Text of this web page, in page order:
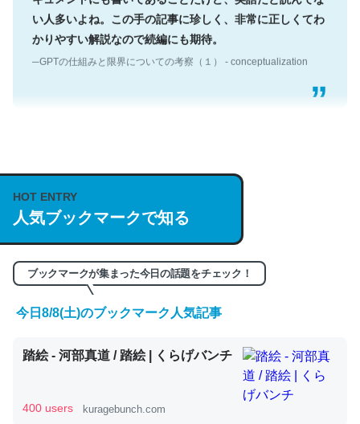
い人多いよね。この手の記事に珍しく、非常に正しくてわ
かりやすい解説なので続編にも期待。
─GPTの仕組みと限界についての考察（１） - conceptualization
説してる記事が少ないので貴重な良記事。/続編来た
https://isobe324649.hatenablog.com/entry/2023/03/27
/064121
─GPTの仕組みと限界についての考察（１） - conceptualization
くらい。小説でいう「ずっと前の伏線」は回収されないけ
ど、短期記憶というには多い分量。進化すればするほど分
かりやすく強くなりそう
HOT ENTRY
人気ブックマークで知る
ブックマークが集まった今日の話題をチェック！
今日8/8(土)のブックマーク人気記事
踏絵 - 河部真道 / 踏絵 | くらげバンチ
400 users kuragebunch.com